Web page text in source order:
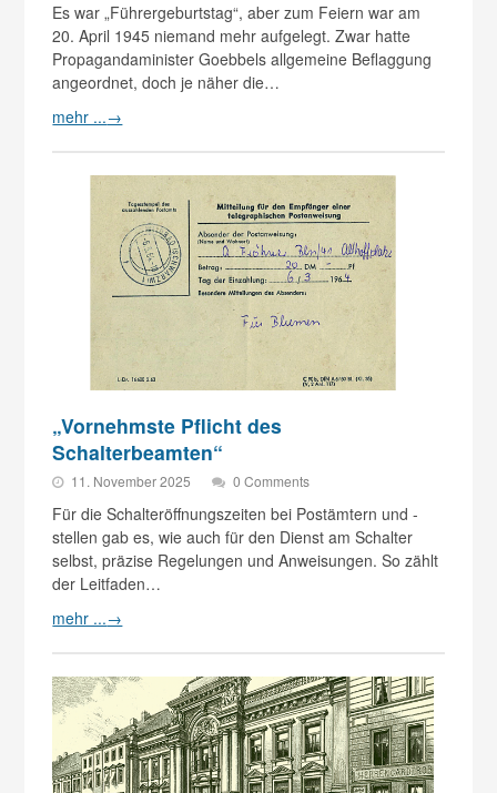
Es war „Führergeburtstag“, aber zum Feiern war am
20. April 1945 niemand mehr aufgelegt. Zwar hatte
Propagandaminister Goebbels allgemeine Beflaggung
angeordnet, doch je näher die…
mehr ...→
„Vornehmste Pflicht des
Schalterbeamten“
11. November 2025 0 Comments
Für die Schalteröffnungszeiten bei Postämtern und -
stellen gab es, wie auch für den Dienst am Schalter
selbst, präzise Regelungen und Anweisungen. So zählt
der Leitfaden…
mehr ...→